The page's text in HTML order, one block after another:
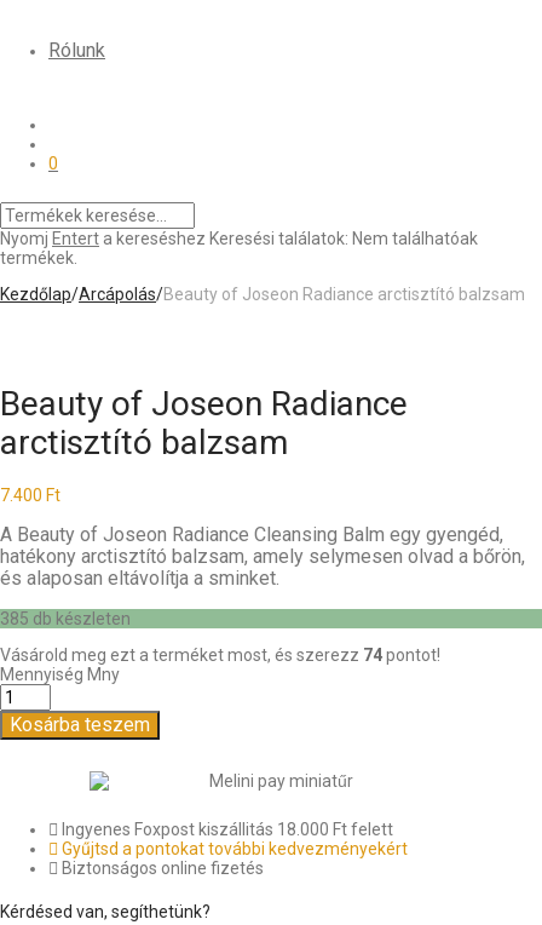
Rólunk
0
Nyomj Entert a kereséshez Keresési találatok: Nem találhatóak
termékek.
Kezdőlap/Arcápolás/Beauty of Joseon Radiance arctisztító balzsam
Beauty of Joseon Radiance
arctisztító balzsam
7.400 Ft
A Beauty of Joseon Radiance Cleansing Balm egy gyengéd,
hatékony arctisztító balzsam, amely selymesen olvad a bőrön,
és alaposan eltávolítja a sminket.
385 db készleten
Vásárold meg ezt a terméket most, és szerezz 74pontot!
Mennyiség Mny
Kosárba teszem
Ingyenes Foxpost kiszállitás 18.000 Ft felett
Gyűjtsd a pontokat további kedvezményekért
Biztonságos online fizetés
Kérdésed van, segíthetünk?